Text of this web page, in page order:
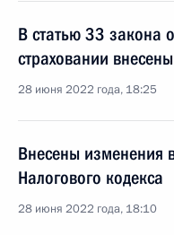
В статью 33 закона
страховании
28 июня 2022 года, 18:25
Внесены изменения
Налогового кодекса
28 июня 2022 года, 18:10